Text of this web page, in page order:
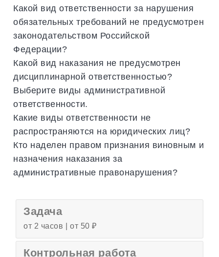
Какой вид ответственности за нарушения
обязательных требований не предусмотрен
законодательством Российской
Федерации?
Какой вид наказания не предусмотрен
дисциплинарной ответственностью?
Выберите виды административной
ответственности.
Какие виды ответственности не
распространяются на юридических лиц?
Кто наделен правом признания виновным и
назначения наказания за
административные правонарушения?
Задача
от 2 часов | от 50 ₽
Контрольная работа